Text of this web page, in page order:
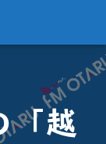
「越